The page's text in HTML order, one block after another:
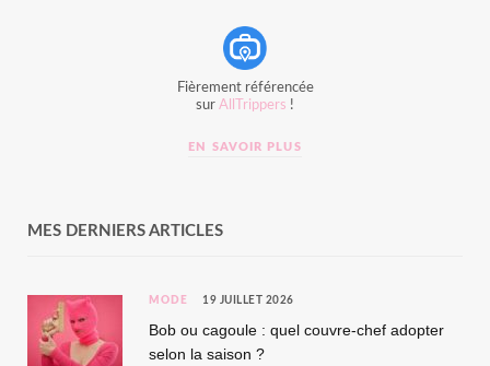
Fièrement référencée
sur AllTrippers !
EN SAVOIR PLUS
MES DERNIERS ARTICLES
MODE 19 JUILLET 2026
Bob ou cagoule : quel couvre-chef adopter
selon la saison ?